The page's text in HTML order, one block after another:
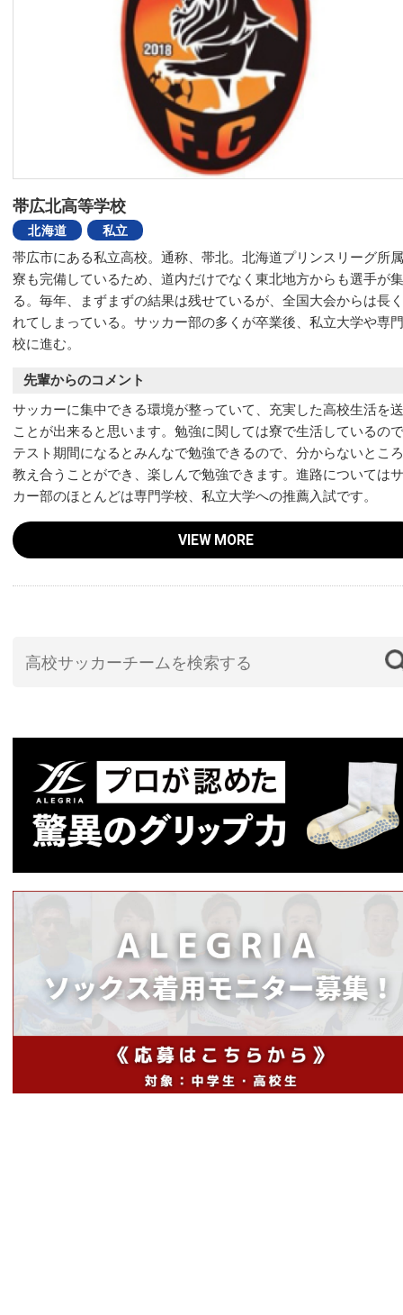
帯広北高等学校
北海道 私立
帯広市にある私立高校。通称、帯北。北海道プリンスリーグ所
寮も完備しているため、道内だけでなく東北地方からも選手が
る。毎年、まずまずの結果は残せているが、全国大会からは長
れてしまっている。サッカー部の多くが卒業後、私立大学や専
校に進む。
先輩からのコメント
サッカーに集中できる環境が整っていて、充実した高校生活を
ことが出来ると思います。勉強に関しては寮で生活しているの
テスト期間になるとみんなで勉強できるので、分からないとこ
教え合うことができ、楽しんで勉強できます。進路については
カー部のほとんどは専門学校、私立大学への推薦入試です。
VIEW MORE